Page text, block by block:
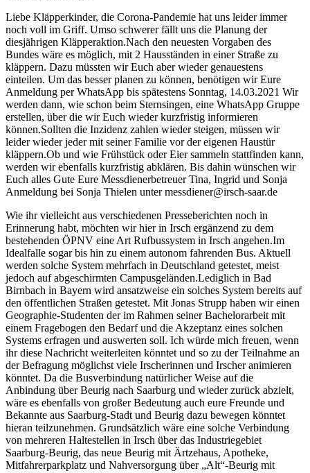
Liebe Kläpperkinder, die Corona-Pandemie hat uns leider immer
noch voll im Griff. Umso schwerer fällt uns die Planung der
diesjährigen Kläpperaktion.Nach den neuesten Vorgaben des
Bundes wäre es möglich, mit 2 Hausständen in einer Straße zu
kläppern. Dazu müssten wir Euch aber wieder genauestens
einteilen. Um das besser planen zu können, benötigen wir Eure
Anmeldung per WhatsApp bis spätestens Sonntag, 14.03.2021 Wir
werden dann, wie schon beim Sternsingen, eine WhatsApp Gruppe
erstellen, über die wir Euch wieder kurzfristig informieren
können.Sollten die Inzidenz zahlen wieder steigen, müssen wir
leider wieder jeder mit seiner Familie vor der eigenen Haustür
kläppern.Ob und wie Frühstück oder Eier sammeln stattfinden kann,
werden wir ebenfalls kurzfristig abklären. Bis dahin wünschen wir
Euch alles Gute Eure Messdienerbetreuer Tina, Ingrid und Sonja
Anmeldung bei Sonja Thielen unter messdiener@irsch-saar.de
Wie ihr vielleicht aus verschiedenen Presseberichten noch in
Erinnerung habt, möchten wir hier in Irsch ergänzend zu dem
bestehenden ÖPNV eine Art Rufbussystem in Irsch angehen.Im
Idealfalle sogar bis hin zu einem autonom fahrenden Bus. Aktuell
werden solche System mehrfach in Deutschland getestet, meist
jedoch auf abgeschirmten Campusgeländen.Lediglich in Bad
Birnbach in Bayern wird ansatzweise ein solches System bereits auf
den öffentlichen Straßen getestet. Mit Jonas Strupp haben wir einen
Geographie-Studenten der im Rahmen seiner Bachelorarbeit mit
einem Fragebogen den Bedarf und die Akzeptanz eines solchen
Systems erfragen und auswerten soll. Ich würde mich freuen, wenn
ihr diese Nachricht weiterleiten könntet und so zu der Teilnahme an
der Befragung möglichst viele Irscherinnen und Irscher animieren
könntet. Da die Busverbindung natürlicher Weise auf die
Anbindung über Beurig nach Saarburg und wieder zurück abzielt,
wäre es ebenfalls von großer Bedeutung auch eure Freunde und
Bekannte aus Saarburg-Stadt und Beurig dazu bewegen könntet
hieran teilzunehmen. Grundsätzlich wäre eine solche Verbindung
von mehreren Haltestellen in Irsch über das Industriegebiet
Saarburg-Beurig, das neue Beurig mit Ärtzehaus, Apotheke,
Mitfahrerparkplatz und Nahversorgung über „Alt“-Beurig mit